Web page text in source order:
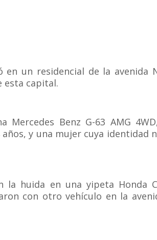
un residencial de la avenida
esta capital.
Mercedes Benz G-63 AMG
y una mujer cuya identidad
la huida en una yipeta Honda
con otro vehículo en la